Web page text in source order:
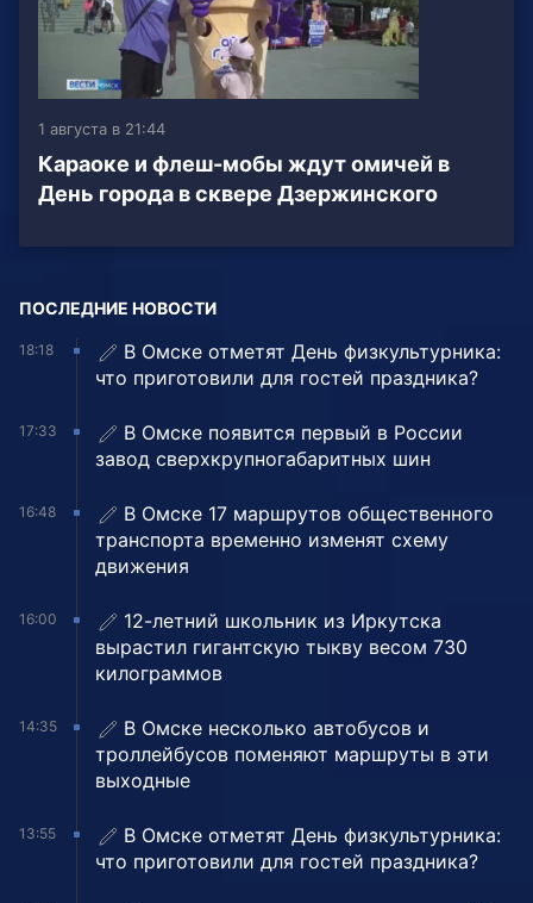
1 августа в 21:44
Караоке и флеш-мобы ждут омичей в
День города в сквере Дзержинского
ПОСЛЕДНИЕ НОВОСТИ
18:18
В Омске отметят День физкультурника:
что приготовили для гостей праздника?
17:33
В Омске появится первый в России
завод сверхкрупногабаритных шин
16:48
В Омске 17 маршрутов общественного
транспорта временно изменят схему
движения
16:00
12-летний школьник из Иркутска
вырастил гигантскую тыкву весом 730
килограммов
14:35
В Омске несколько автобусов и
троллейбусов поменяют маршруты в эти
выходные
13:55
В Омске отметят День физкультурника:
что приготовили для гостей праздника?